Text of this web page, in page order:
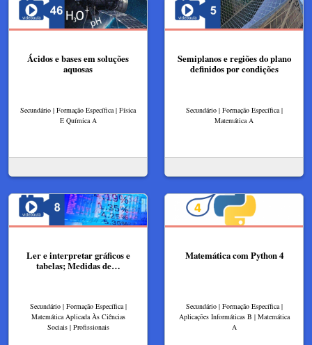
Ácidos e bases em soluções
aquosas
Secundário | Formação Específica | Física
E Química A
Semiplanos e regiões do plano
definidos por condições
Secundário | Formação Específica |
Matemática A
Ler e interpretar gráficos e
tabelas; Medidas de…
Secundário | Formação Específica |
Matemática Aplicada Às Ciências
Sociais | Profissionais
Matemática com Python 4
Secundário | Formação Específica |
Aplicações Informáticas B | Matemática
A